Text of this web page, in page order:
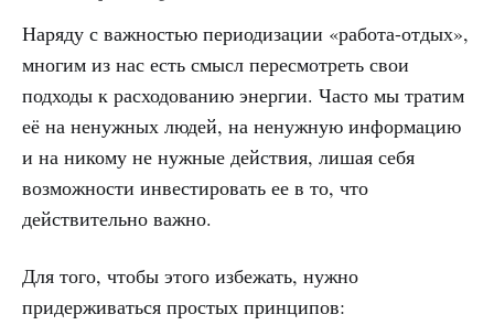
Наряду с важностью периодизации «работа-отдых»,
многим из нас есть смысл пересмотреть свои
подходы к расходованию энергии. Часто мы тратим
её на ненужных людей, на ненужную информацию
и на никому не нужные действия, лишая себя
возможности инвестировать ее в то, что
действительно важно.
Для того, чтобы этого избежать, нужно
придерживаться простых принципов: